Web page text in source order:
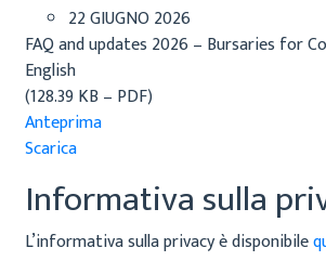
22 GIUGNO 2026
FAQ and updates 2026 – Bursaries for
English
(128.39 KB – PDF)
Anteprima
Scarica
Informativa sulla
L’informativa sulla privacy è disponibile